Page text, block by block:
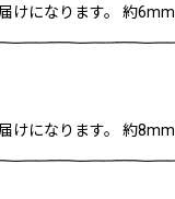
けになります。 約6mm
けになります。 約8mm